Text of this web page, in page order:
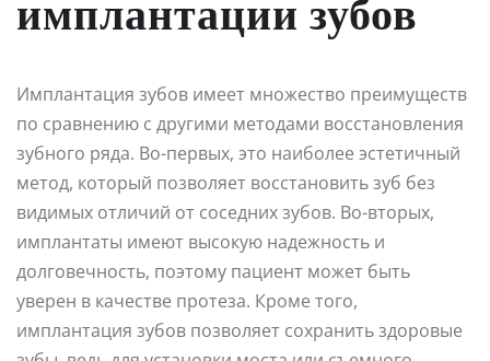
Имплантация зубов имеет множество преимуществ
по сравнению с другими методами восстановления
зубного ряда. Во-первых, это наиболее эстетичный
метод, который позволяет восстановить зуб без
видимых отличий от соседних зубов. Во-вторых,
имплантаты имеют высокую надежность и
долговечность, поэтому пациент может быть
уверен в качестве протеза. Кроме того,
имплантация зубов позволяет сохранить здоровые